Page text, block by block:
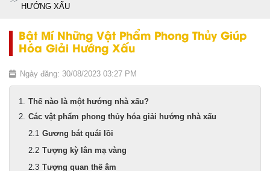
HƯỚNG XẤU
Bật Mí Những Vật Phẩm Phong Thủy Giúp
Hóa Giải Hướng Xấu
Ngày đăng: 30/08/2023 03:27 PM
Thế nào là một hướng nhà xấu?
Các vật phẩm phong thủy hóa giải hướng nhà xấu
Gương bát quái lồi
Tượng kỳ lân mạ vàng
Tượng quan thế âm